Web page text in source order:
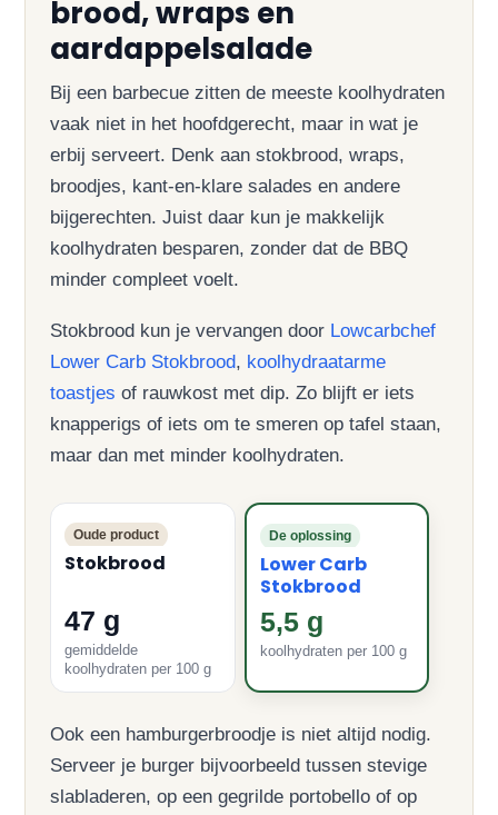
brood, wraps en
aardappelsalade
Bij een barbecue zitten de meeste koolhydraten
vaak niet in het hoofdgerecht, maar in wat je
erbij serveert. Denk aan stokbrood, wraps,
broodjes, kant-en-klare salades en andere
bijgerechten. Juist daar kun je makkelijk
koolhydraten besparen, zonder dat de BBQ
minder compleet voelt.
Stokbrood kun je vervangen door Lowcarbchef
Lower Carb Stokbrood, koolhydraatarme
toastjes of rauwkost met dip. Zo blijft er iets
knapperigs of iets om te smeren op tafel staan,
maar dan met minder koolhydraten.
Oude product
Stokbrood
47 g
gemiddelde
koolhydraten per 100 g
De oplossing
Lower Carb
Stokbrood
5,5 g
koolhydraten per 100 g
Ook een hamburgerbroodje is niet altijd nodig.
Serveer je burger bijvoorbeeld tussen stevige
slabladeren, op een gegrilde portobello of op